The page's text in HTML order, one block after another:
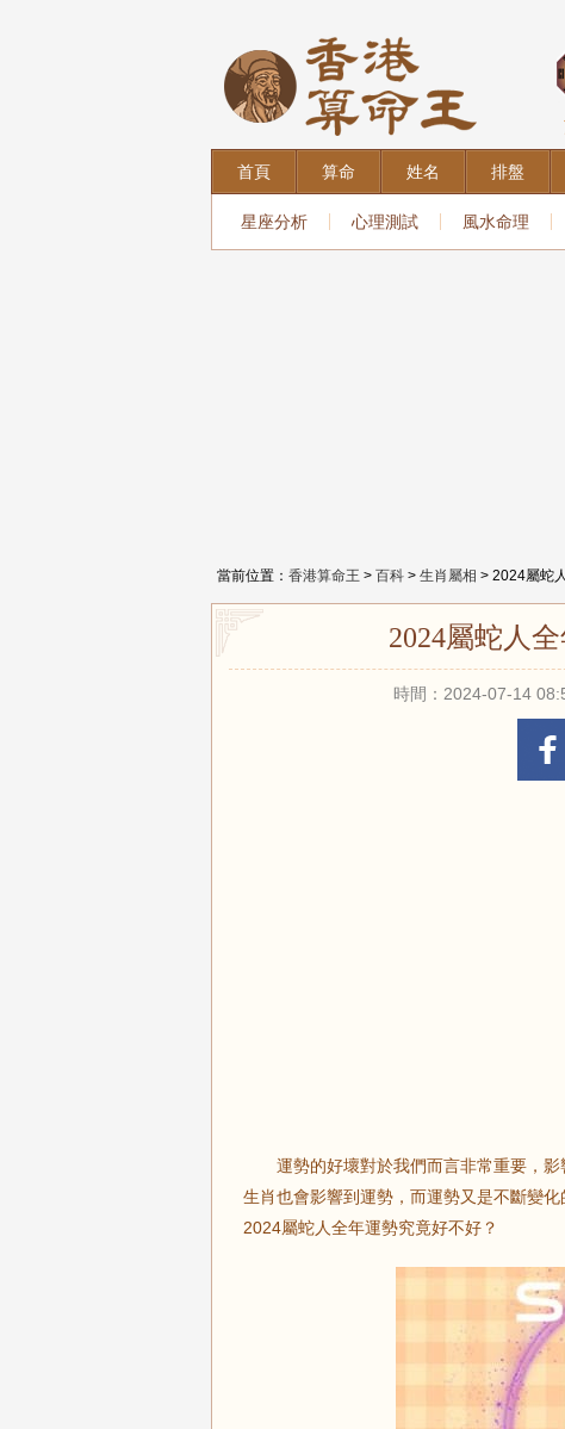
首頁 算命 姓名 排盤
星座分析 心理測試 風水命理
當前位置： 香港算命王 > 百科 > 生肖屬相 > 2024屬蛇
2024屬蛇人
時間：2024-07-14
運勢的好壞對於我們而言非常重要，影
生肖也會影響到運勢，而運勢又是不斷變
2024屬蛇人全年運勢究竟好不好？